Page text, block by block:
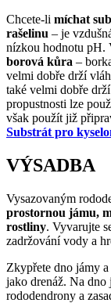
Chcete-li míchat
rašelinu – je
nízkou hodnotu pH.
borová kůra –
velmi dobře drží
také velmi dobře
propustnosti lze
však použít již
Substrát pro
VÝSADBA
Vysazovaným
prostornou jámu,
rostliny. Vyvarujte
zadržování vody a
Zkypřete dno jámy
jako drenáž. Na dno
rododendrony a